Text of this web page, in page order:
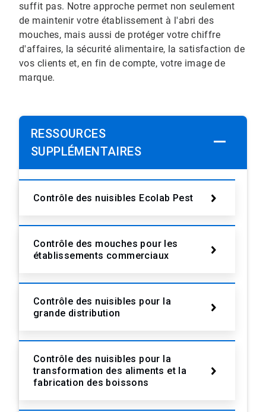
suffit pas. Notre approche permet non seulement
de maintenir votre établissement à l'abri des
mouches, mais aussi de protéger votre chiffre
d'affaires, la sécurité alimentaire, la satisfaction de
vos clients et, en fin de compte, votre image de
marque.
RESSOURCES
SUPPLÉMENTAIRES
Contrôle des nuisibles Ecolab Pest
Contrôle des mouches pour les
établissements commerciaux
Contrôle des nuisibles pour la
grande distribution
Contrôle des nuisibles pour la
transformation des aliments et la
fabrication des boissons